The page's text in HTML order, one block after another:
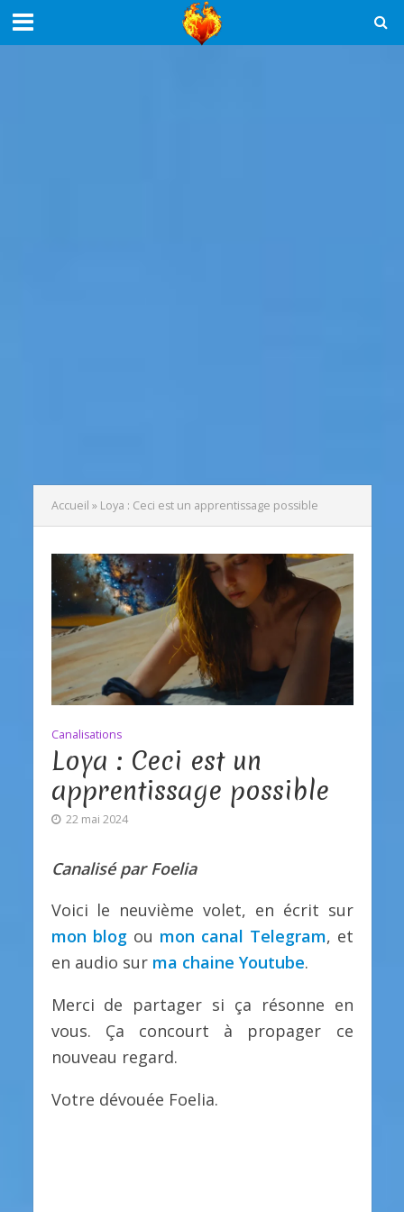
Accueil » Loya : Ceci est un apprentissage possible
Canalisations
Loya : Ceci est un
apprentissage possible
22 mai 2024
Canalisé par Foelia
Voici le neuvième volet, en écrit sur
mon blogou mon canal Telegram, et
en audio sur ma chaine Youtube.
Merci de partager si ça résonne en
vous. Ça concourt à propager ce
nouveau regard.
Votre dévouée Foelia.